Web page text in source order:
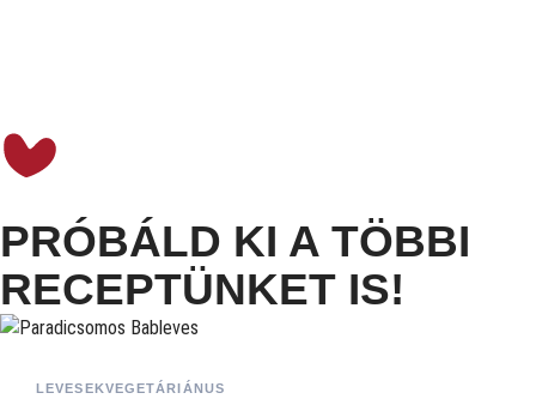
PRÓBÁLD KI A TÖBBI
RECEPTÜNKET IS!
LEVESEKVEGETÁRIÁNUS